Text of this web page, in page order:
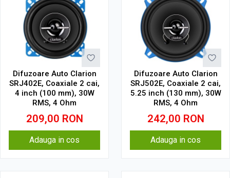
Difuzoare Auto Clarion
SRJ402E, Coaxiale 2 cai,
4 inch (100 mm), 30W
RMS, 4 Ohm
209,00 RON
Adauga in cos
Difuzoare Auto Clarion
SRJ502E, Coaxiale 2 cai,
5.25 inch (130 mm), 30W
RMS, 4 Ohm
242,00 RON
Adauga in cos